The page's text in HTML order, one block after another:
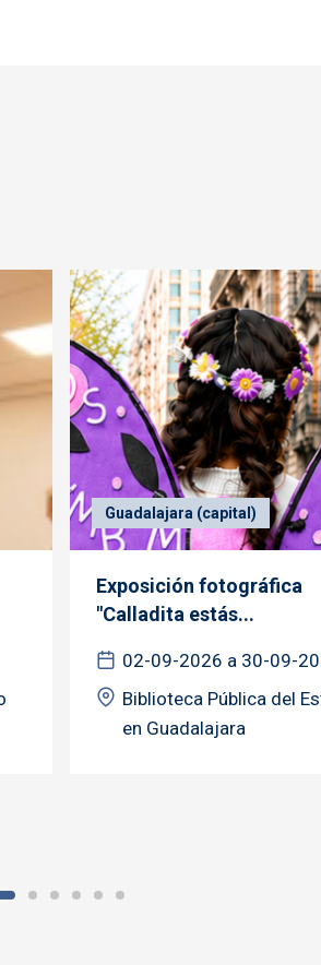
Guadalajara (capital)
Exposición fotográfica
"Calladita estás...
02-09-2026 a 30-09-
Biblioteca Pública del
en Guadalajara